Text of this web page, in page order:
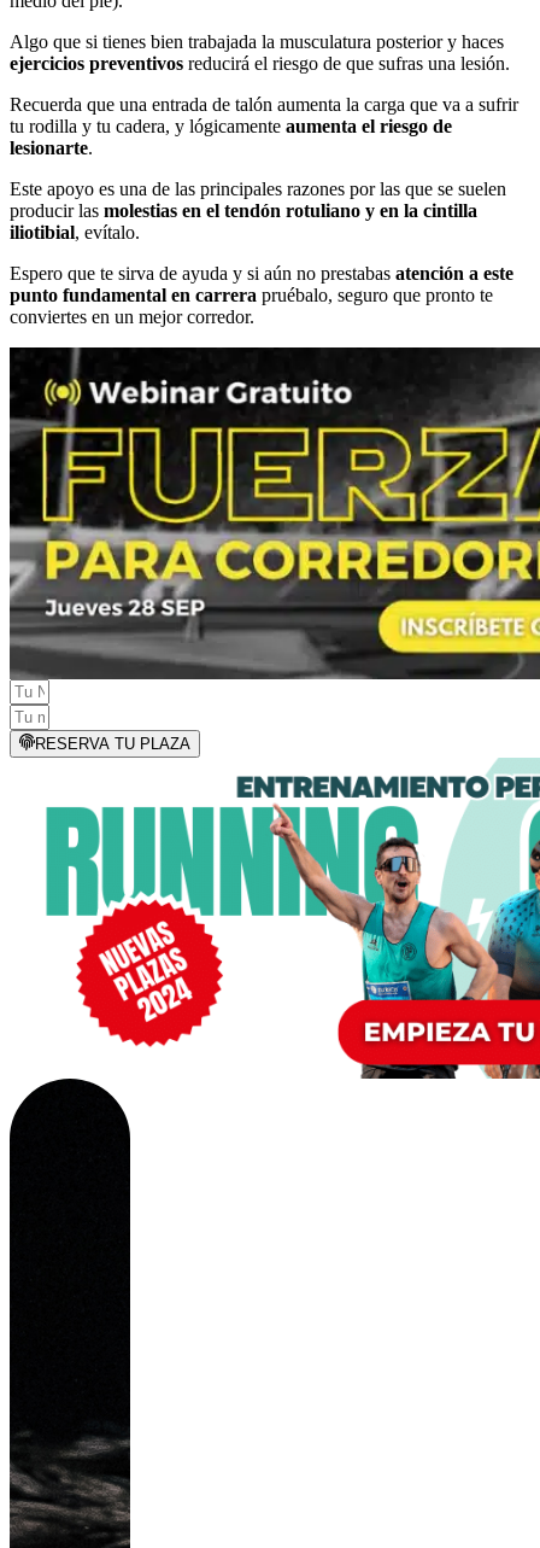
Algo que si tienes bien trabajada la musculatura posterior y haces
ejercicios preventivos reducirá el riesgo de que sufras una lesión.
Recuerda que una entrada de talón aumenta la carga que va a sufrir
tu rodilla y tu cadera, y lógicamente aumenta el riesgo de
lesionarte.
Este apoyo es una de las principales razones por las que se suelen
producir las molestias en el tendón rotuliano y en la cintilla
iliotibial, evítalo.
Espero que te sirva de ayuda y si aún no prestabas atención a este
punto fundamental en carrera pruébalo, seguro que pronto te
conviertes en un mejor corredor.
RESERVA TU PLAZA